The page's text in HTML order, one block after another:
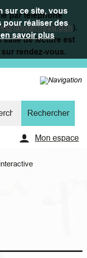
sur ce site, vous
réaliser des
savoir plus
par téléphone
).
de lecture est
rendez-vous.
Mon espace